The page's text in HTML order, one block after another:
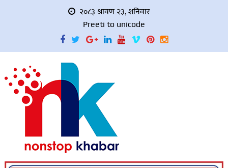
२०८३ श्रावण २३, शनिवार
Preeti to unicode